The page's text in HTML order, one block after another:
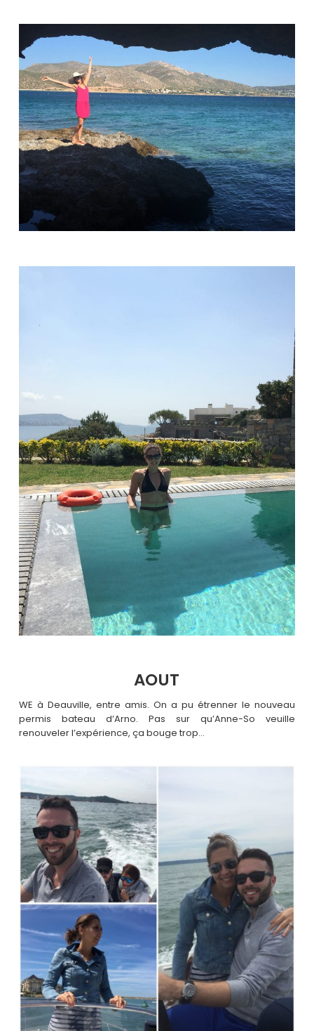
AOUT
WE à Deauville, entre amis. On a pu étrenner le nouveau
permis bateau d’Arno. Pas sur qu’Anne-So veuille
renouveler l’expérience, ça bouge trop…